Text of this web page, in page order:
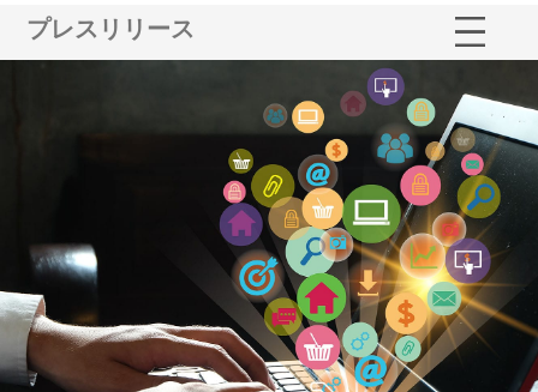
プレスリリース